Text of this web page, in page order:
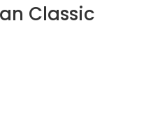
Classic